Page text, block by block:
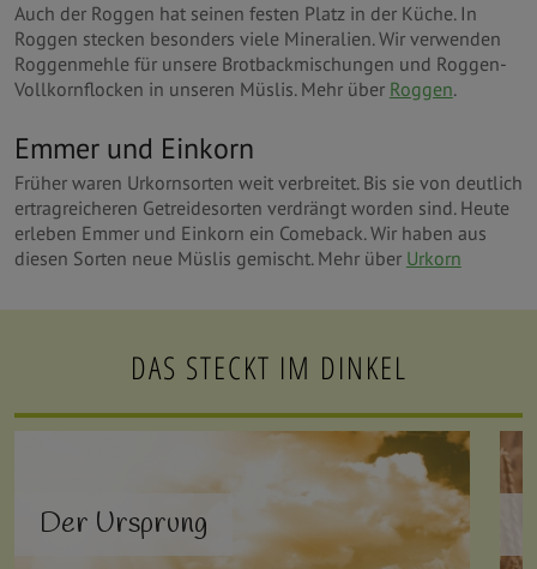
Auch der Roggen hat seinen festen Platz in der Küche. In
Roggen stecken besonders viele Mineralien. Wir verwenden
Roggenmehle für unsere Brotbackmischungen und Roggen-
Vollkornflocken in unseren Müslis. Mehr über Roggen.
Emmer und Einkorn
Früher waren Urkornsorten weit verbreitet. Bis sie von deutlich
ertragreicheren Getreidesorten verdrängt worden sind. Heute
erleben Emmer und Einkorn ein Comeback. Wir haben aus
diesen Sorten neue Müslis gemischt. Mehr über Urkorn
DAS STECKT IM DINKEL
Der Ursprung